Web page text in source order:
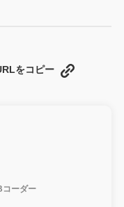
をコピー
コーダー